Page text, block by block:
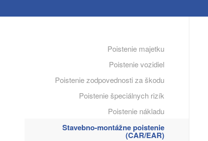
Poistenie majetku
Poistenie vozidiel
Poistenie zodpovednosti za škodu
Poistenie špeciálnych rizík
Poistenie nákladu
Stavebno-montážne poistenie
(CAR/EAR)